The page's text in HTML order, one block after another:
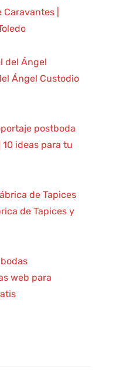
|
Ángel Custodio
10 ideas para tu
de Tapices y
web para